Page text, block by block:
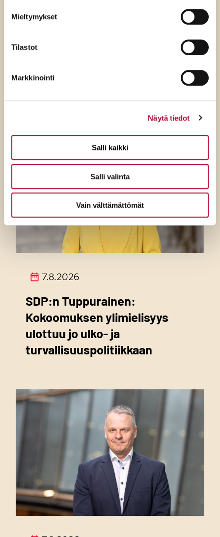
Mieltymykset
Tilastot
Markkinointi
Näytä tiedot
Salli kaikki
Salli valinta
Vain välttämättömät
7.8.2026
Sikaruton torjunnassa
7.8.2026
SDP:n Tuppurainen:
Kokoomuksen ylimielisyys
ulottuu jo ulko- ja
turvallisuuspolitiikkaan